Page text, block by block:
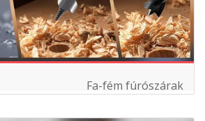
Fa-fém fúrószárak